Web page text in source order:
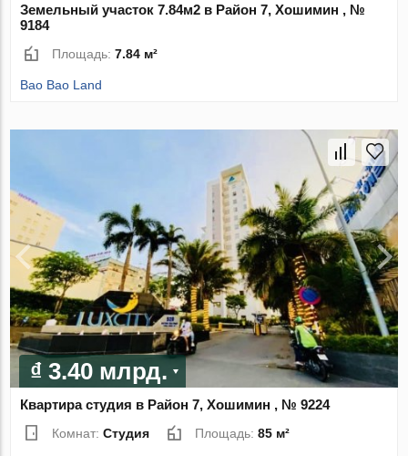
Земельный участок 7.84м2 в Район 7, Хошимин , №
9184
Площадь:7.84 м²
Bao Bao Land
₫ 3.40 млрд.
Квартира студия в Район 7, Хошимин , № 9224
Комнат:Студия Площадь:85 м²